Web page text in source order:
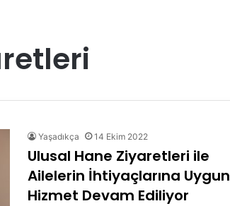
Yaşadıkça 14 Ekim 2022
Ulusal Hane Ziyaretleri ile
Ailelerin İhtiyaçlarına Uygun
Hizmet Devam Ediliyor